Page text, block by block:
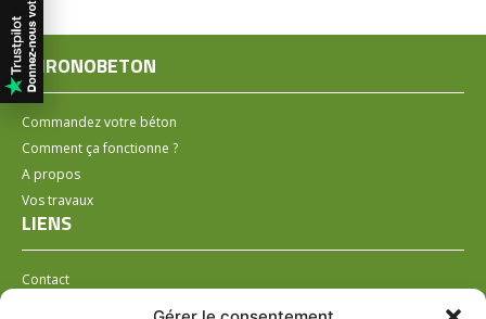
CHRONOBETON
Commandez votre béton
Comment ça fonctionne ?
A propos
Vos travaux
LIENS
Contact